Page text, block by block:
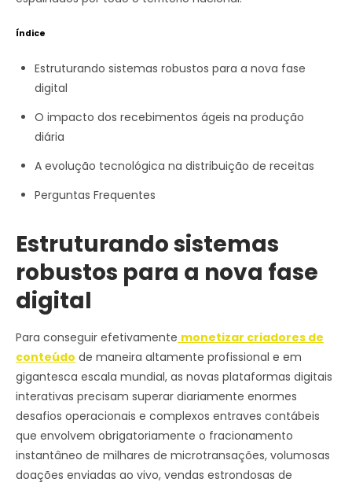
Índice
Estruturando sistemas robustos para a nova fase
digital
O impacto dos recebimentos ágeis na produção
diária
A evolução tecnológica na distribuição de receitas
Perguntas Frequentes
Estruturando sistemas
robustos para a nova fase
digital
Para conseguir efetivamente monetizar criadores de
conteúdo de maneira altamente profissional e em
gigantesca escala mundial, as novas plataformas digitais
interativas precisam superar diariamente enormes
desafios operacionais e complexos entraves contábeis
que envolvem obrigatoriamente o fracionamento
instantâneo de milhares de microtransações, volumosas
doações enviadas ao vivo, vendas estrondosas de